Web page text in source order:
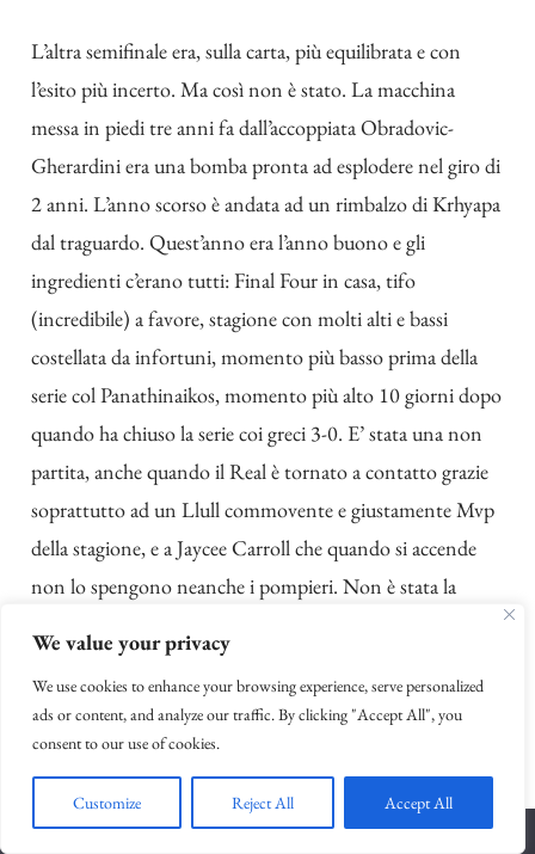
We value your privacy
We use cookies to enhance your browsing experience, serve personalized
ads or content, and analyze our traffic. By clicking "Accept All", you
consent to our use of cookies.
Customize Reject All Accept All
L’altra semifinale era, sulla carta, più equilibrata e con
l’esito più incerto. Ma così non è stato. La macchina
messa in piedi tre anni fa dall’accoppiata Obradovic-
Gherardini era una bomba pronta ad esplodere nel giro di
2 anni. L’anno scorso è andata ad un rimbalzo di Krhyapa
dal traguardo. Quest’anno era l’anno buono e gli
ingredienti c’erano tutti: Final Four in casa, tifo
(incredibile) a favore, stagione con molti alti e bassi
costellata da infortuni, momento più basso prima della
serie col Panathinaikos, momento più alto 10 giorni dopo
quando ha chiuso la serie coi greci 3-0. E’ stata una non
partita, anche quando il Real è tornato a contatto grazie
soprattutto ad un Llull commovente e giustamente Mvp
della stagione, e a Jaycee Carroll che quando si accende
non lo spengono neanche i pompieri. Non è stata la
farà bene e che è assolutamente giustificabile: a 18 anni,
dopo una stagione semplicemente pazzesca, ci sta “fallire”
l’appuntamento più importante. Non è stata la partita di
Randolph, di Rudy e di Ayon letteralmente violentato da
Udoh. Non è stata la partita del Real. Obradovic ha